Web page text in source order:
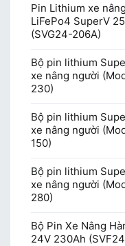
Pin Lithium xe
LiFePo4 SuperV
(SVG24-206A)
Bộ pin lithium
xe nâng người
230)
Bộ pin lithium
xe nâng người
150)
Bộ pin lithium
xe nâng người
280)
Bộ Pin Xe Nâng
24V 230Ah